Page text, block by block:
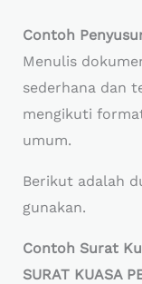
Contoh
Menulis
sederhana dan
mengikuti
umum.
Berikut adalah
gunakan.
Contoh Surat
SURAT KUASA